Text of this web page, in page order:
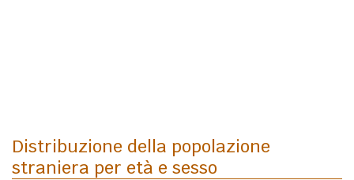
Distribuzione della popolazione
straniera per età e sesso